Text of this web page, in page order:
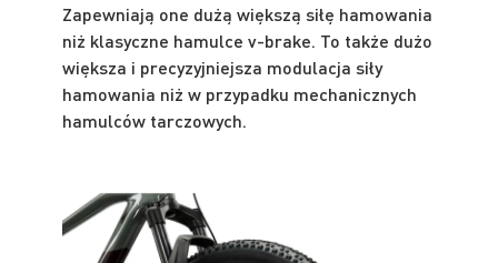
Zapewniają one dużą większą siłę hamowania
niż klasyczne hamulce v-brake. To także dużo
większa i precyzyjniejsza modulacja siły
hamowania niż w przypadku mechanicznych
hamulców tarczowych.